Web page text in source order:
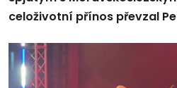
celoživotní přínos převzal